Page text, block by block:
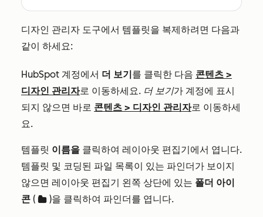
디자인 관리자 도구에서 템플릿을 복제하려면 다음과
같이 하세요:
HubSpot 계정에서 더 보기를 클릭한 다음 콘텐츠 >
디자인 관리자로 이동하세요. 더 보기가 계정에 표시
되지 않으면 바로 콘텐츠 > 디자인 관리자로 이동하세
요.
템플릿 이름을 클릭하여 레이아웃 편집기에서 엽니다.
템플릿 및 코딩된 파일 목록이 있는 파인더가 보이지
않으면 레이아웃 편집기 왼쪽 상단에 있는 폴더 아이
콘 ( folder )을 클릭하여 파인더를 엽니다.